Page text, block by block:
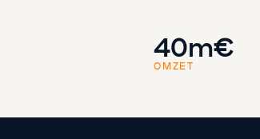
40m€
OMZET